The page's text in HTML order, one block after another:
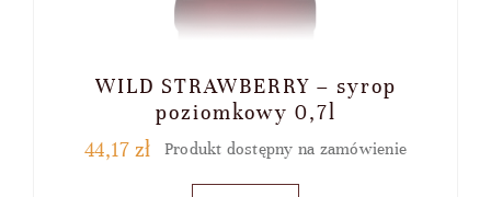
WILD STRAWBERRY – syrop
poziomkowy 0,7l
44,17 zł Produkt dostępny na zamówienie